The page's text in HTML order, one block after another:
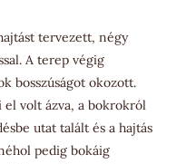
tervezett, négy
A terep végig
bosszúságot okozott.
volt ázva, a bokrokról
utat talált és a hajtás
pedig bokáig